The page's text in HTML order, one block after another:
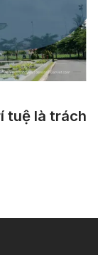
tuệ là trách